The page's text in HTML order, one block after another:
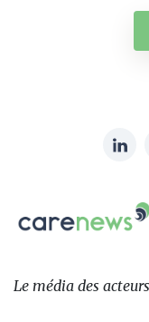
sur:
Carenews,
Le
des
Le média des acteurs